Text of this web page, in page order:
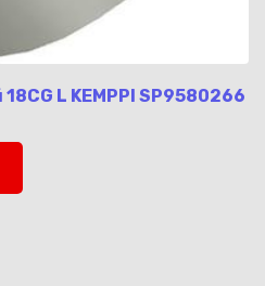
L KEMPPI SP9580266